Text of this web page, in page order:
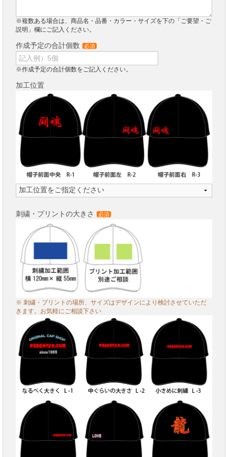
※複数ある場合は、商品名・品番・カラー・サイズを下の「ご要望・ご
説明」欄にご記入ください。
作成予定の合計個数 必須
※作成予定の合計個数をご記入ください。
加工位置
刺繍・プリントの大きさ 必須
※ 刺繍・プリントの場所、サイズはデザインにより検討させていただ
きます。お気軽にご相談下さい